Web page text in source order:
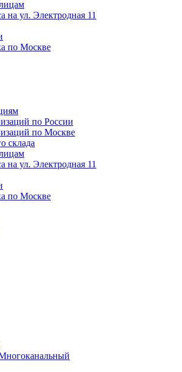
на ул. Электродная 11
по Москве
по России
по Москве
склада
на ул. Электродная 11
по Москве